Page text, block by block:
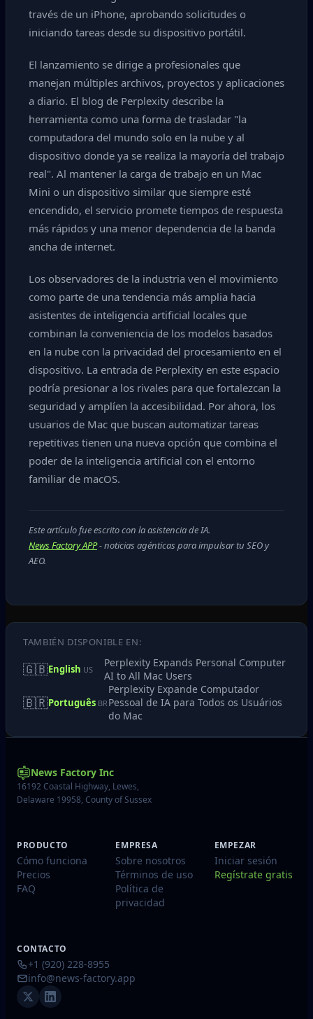
través de un iPhone, aprobando solicitudes o
iniciando tareas desde su dispositivo portátil.
El lanzamiento se dirige a profesionales que
manejan múltiples archivos, proyectos y aplicaciones
a diario. El blog de Perplexity describe la
herramienta como una forma de trasladar "la
computadora del mundo solo en la nube y al
dispositivo donde ya se realiza la mayoría del trabajo
real". Al mantener la carga de trabajo en un Mac
Mini o un dispositivo similar que siempre esté
encendido, el servicio promete tiempos de respuesta
más rápidos y una menor dependencia de la banda
ancha de internet.
Los observadores de la industria ven el movimiento
como parte de una tendencia más amplia hacia
asistentes de inteligencia artificial locales que
combinan la conveniencia de los modelos basados
en la nube con la privacidad del procesamiento en el
dispositivo. La entrada de Perplexity en este espacio
podría presionar a los rivales para que fortalezcan la
seguridad y amplíen la accesibilidad. Por ahora, los
usuarios de Mac que buscan automatizar tareas
repetitivas tienen una nueva opción que combina el
poder de la inteligencia artificial con el entorno
familiar de macOS.
Este artículo fue escrito con la asistencia de IA.
News Factory APP- noticias agénticas para impulsar tu SEO y
AEO.
TAMBIÉN DISPONIBLE EN:
🇬🇧English US
Perplexity Expands Personal Computer
AI to All Mac Users
🇧🇷Português BR
Perplexity Expande Computador
Pessoal de IA para Todos os Usuários
do Mac
News Factory Inc
16192 Coastal Highway, Lewes,
Delaware 19958, County of Sussex
PRODUCTO
Cómo funciona
Precios
FAQ
EMPRESA
Sobre nosotros
Términos de uso
Política de
privacidad
EMPEZAR
Iniciar sesión
Regístrate gratis
CONTACTO
+1 (920) 228-8955
info@news-factory.app